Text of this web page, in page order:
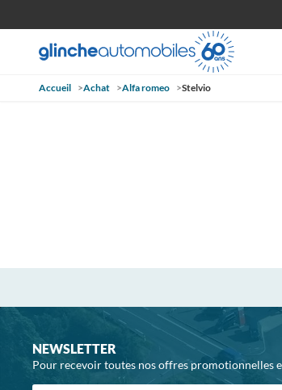
Accueil >Achat >Alfa romeo >Stelvio
NEWSLETTER
Pour recevoir toutes nos offres promotionnelles